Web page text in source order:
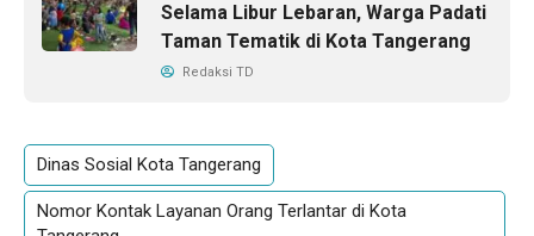
Selama Libur Lebaran, Warga Padati
Taman Tematik di Kota Tangerang
Redaksi TD
Dinas Sosial Kota Tangerang
Nomor Kontak Layanan Orang Terlantar di Kota